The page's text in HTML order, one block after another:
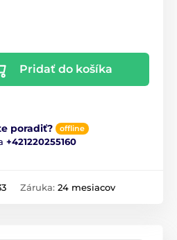
Pridať do košíka
poradiť? offline
+421220255160
Záruka: 24 mesiacov